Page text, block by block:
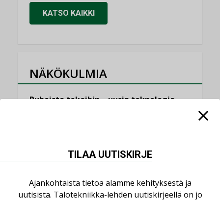
KATSO KAIKKI
NÄKÖKULMIA
Puheista tekoihin – uusin teknologia
ilmanvaihtoa
KOLUMNI
TILAA UUTISKIRJE
Ajankohtaista tietoa alamme kehityksestä ja
uutisista. Talotekniikka-lehden uutiskirjeellä on jo